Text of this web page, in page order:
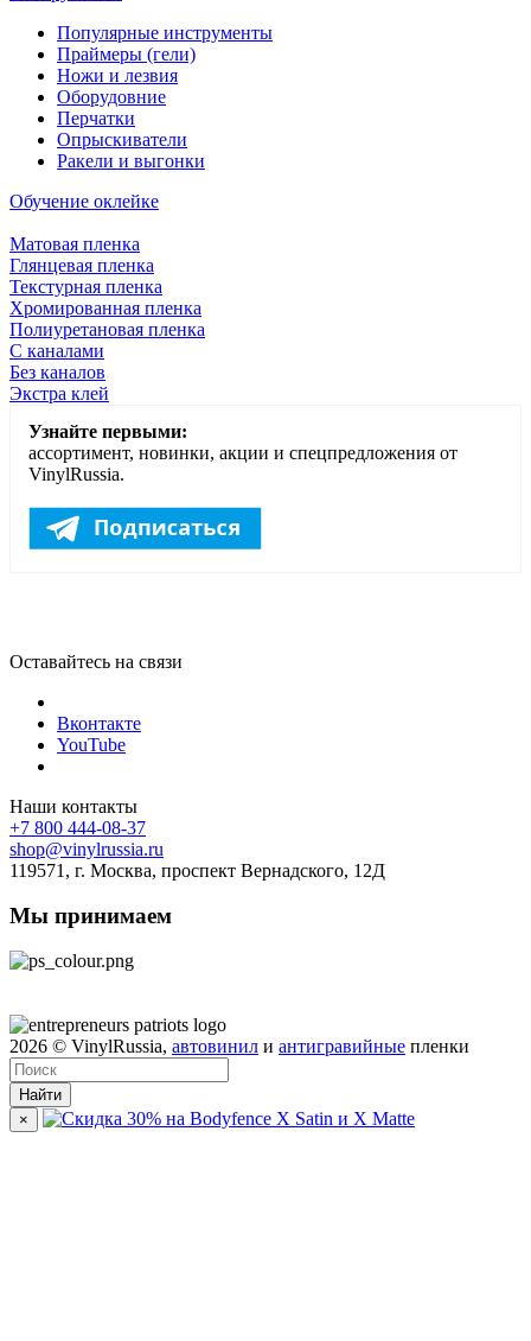
Популярные инструменты
Праймеры (гели)
Ножи и лезвия
Оборудовние
Перчатки
Опрыскиватели
Ракели и выгонки
Обучение оклейке
Матовая пленка
Глянцевая пленка
Текстурная пленка
Хромированная пленка
Полиуретановая пленка
С каналами
Без каналов
Экстра клей
Узнайте первыми:
ассортимент, новинки, акции и спецпредложения от
VinylRussia.
Оставайтесь на связи
Вконтакте
YouTube
Наши контакты
+7 800 444-08-37
shop@vinylrussia.ru
119571, г. Москва, проспект Вернадского, 12Д
Мы принимаем
2026 © VinylRussia, автовинил и антигравийные пленки
Найти
×